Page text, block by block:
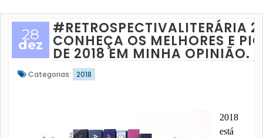
28
dez
#RETROSPECTIVALITERÁRIA
CONHEÇA OS MELHORES E
DE 2018 EM MINHA OPINIÃO.
Categorias: 2018
2018
está